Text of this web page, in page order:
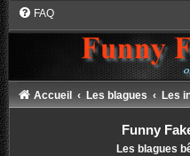
FAQ
Accueil Les blagues Les
Funny
Les blagues